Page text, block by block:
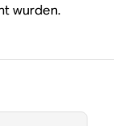
wurden.